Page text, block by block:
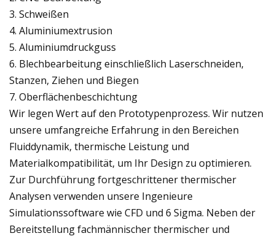
3. Schweißen
4. Aluminiumextrusion
5. Aluminiumdruckguss
6. Blechbearbeitung einschließlich Laserschneiden,
Stanzen, Ziehen und Biegen
7. Oberflächenbeschichtung
Wir legen Wert auf den Prototypenprozess. Wir nutzen
unsere umfangreiche Erfahrung in den Bereichen
Fluiddynamik, thermische Leistung und
Materialkompatibilität, um Ihr Design zu optimieren.
Zur Durchführung fortgeschrittener thermischer
Analysen verwenden unsere Ingenieure
Simulationssoftware wie CFD und 6 Sigma. Neben der
Bereitstellung fachmännischer thermischer und